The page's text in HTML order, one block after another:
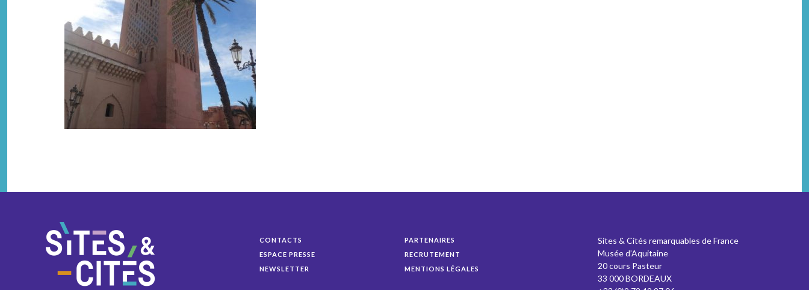
CONTACTS
ESPACE PRESSE
NEWSLETTER
PARTENAIRES
RECRUTEMENT
MENTIONS LÉGALES
Sites & Cités remarquables de France
Musée d’Aquitaine
20 cours Pasteur
33 000 BORDEAUX